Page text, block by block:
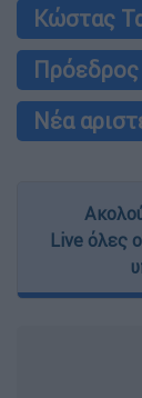
Κώστας
Νέα
Live όλες